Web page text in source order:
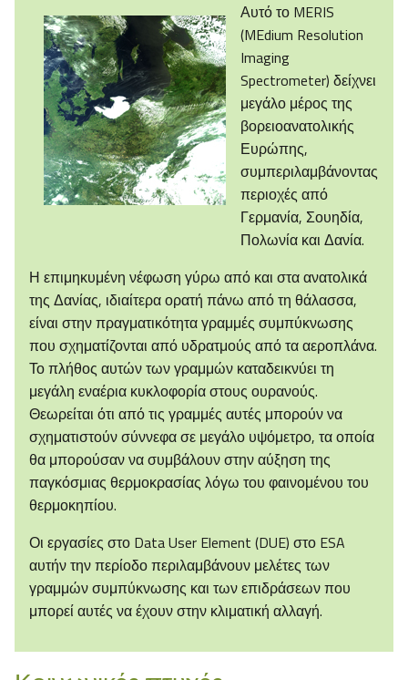
Αυτό το MERIS
(MEdium Resolution
Imaging
Spectrometer) δείχνει
μεγάλο μέρος της
βορειοανατολικής
Ευρώπης,
συμπεριλαμβάνοντας
περιοχές από
Γερμανία, Σουηδία,
Πολωνία και Δανία.
Η επιμηκυμένη νέφωση γύρω από και στα ανατολικά
της Δανίας, ιδιαίτερα ορατή πάνω από τη θάλασσα,
είναι στην πραγματικότητα γραμμές συμπύκνωσης
που σχηματίζονται από υδρατμούς από τα αεροπλάνα.
Το πλήθος αυτών των γραμμών καταδεικνύει τη
μεγάλη εναέρια κυκλοφορία στους ουρανούς.
Θεωρείται ότι από τις γραμμές αυτές μπορούν να
σχηματιστούν σύννεφα σε μεγάλο υψόμετρο, τα οποία
θα μπορούσαν να συμβάλουν στην αύξηση της
παγκόσμιας θερμοκρασίας λόγω του φαινομένου του
θερμοκηπίου.
Οι εργασίες στο Data User Element (DUE) στο ESA
αυτήν την περίοδο περιλαμβάνουν μελέτες των
γραμμών συμπύκνωσης και των επιδράσεων που
μπορεί αυτές να έχουν στην κλιματική αλλαγή.